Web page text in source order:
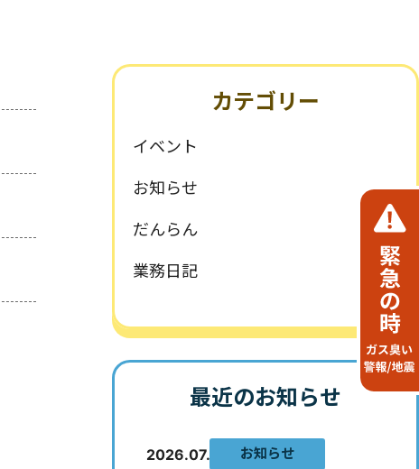
カテゴリー
イベント
お知らせ
だんらん
業務日記
最近のお知らせ
2026.07.29 お知らせ